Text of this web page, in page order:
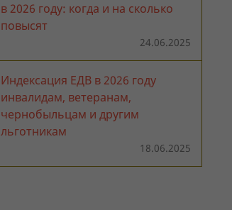
в 2026 году: когда и на сколько
повысят
24.06.2025
Индексация ЕДВ в 2026 году
инвалидам, ветеранам,
чернобыльцам и другим
льготникам
18.06.2025